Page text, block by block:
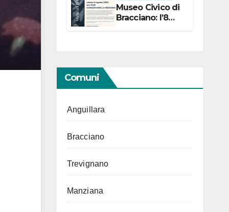
Museo Civico di
Bracciano: l’8
Comuni
Anguillara
Bracciano
Trevignano
Manziana